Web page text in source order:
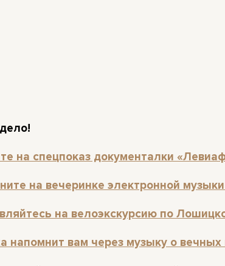
на спецпоказ документалки
на вечеринке электронной музыки
на велоэкскурсию по
напомнит вам через музыку о вечных